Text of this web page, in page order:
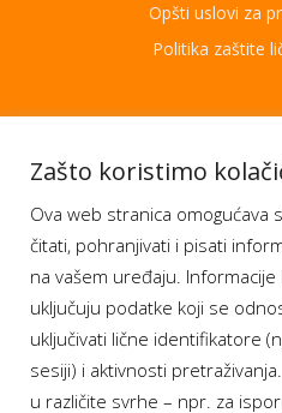
Opšti uslovi za
Politika zaštite
Moj BH
Moja
Aukcije BH
Zašto koristimo
Ova web stranica omogućava
čitati, pohranjivati i pisati
na vašem uređaju.
uključuju podatke koji se
uključivati lične identifikatore
sesiji) i aktivnosti
u različite svrhe – npr. za